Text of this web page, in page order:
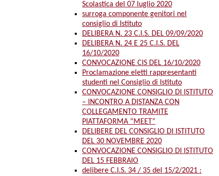
Scolastica del 07 luglio 2020
surroga componente genitori nel
consiglio di Istituto
DELIBERA N. 23 C.I.S. DEL 09/09/2020
DELIBERA N. 24 E 25 C.I.S. DEL
16/10/2020
CONVOCAZIONE CIS DEL 16/10/2020
Proclamazione eletti rappresentanti
studenti nel Consiglio di Istituto
CONVOCAZIONE CONSIGLIO DI ISTITUTO
– INCONTRO A DISTANZA CON
COLLEGAMENTO TRAMITE
PIATTAFORMA “MEET”
DELIBERE DEL CONSIGLIO DI ISTITUTO
DEL 30 NOVEMBRE 2020
CONVOCAZIONE CONSIGLIO DI ISTITUTO
DEL 15 FEBBRAIO
delibere C.I.S. 34 / 35 del 15/2/2021 :